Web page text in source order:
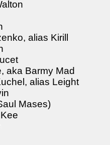
alias Kirill
aka Barmy Mad
alias Leight
Mases)